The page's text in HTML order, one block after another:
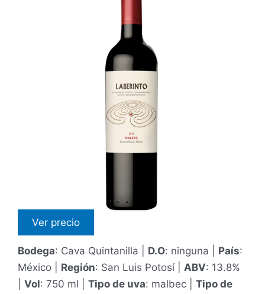
Ver precio
Bodega: Cava Quintanilla | D.O: ninguna | País:
México | Región: San Luis Potosí | ABV: 13.8%
Vol: 750 ml | Tipo de uva: malbec | Tipo de